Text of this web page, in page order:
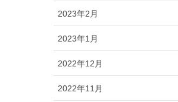
2023年2月
2023年1月
2022年12月
2022年11月